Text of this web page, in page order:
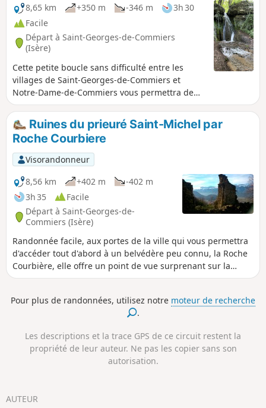
8,65 km
+350 m -346 m
3h 30
Facile
Départ à Saint-Georges-de-Commiers
(Isère)
Cette petite boucle sans difficulté entre les
villages de Saint-Georges-de-Commiers et
Notre-Dame-de-Commiers vous permettra de
découvrir la vallée du Drac, l'ancienne voie du
chemin de fer de La Mure ainsi qu'un très beau
point de vue à la table d'orientation de la Pierre
du Soleil.
Ruines du prieuré Saint-Michel par
Roche Courbiere
Visorandonneur
8,56 km
+402 m
-402 m
3h 35
Facile
Départ à Saint-Georges-de-
Commiers (Isère)
Randonnée facile, aux portes de la ville qui vous permettra
d'accéder tout d'abord à un belvédère peu connu, la Roche
Courbière, elle offre un point de vue surprenant sur la
basse vallée du Drac, l'agglomération grenobloise et les
Chartreuse. Ensuite l'itinéraire vous emmène à
l'emplacement des ruines du Prieuré Saint-Michel de
Pour plus de randonnées, utilisez notre moteur de recherche
.
Les descriptions et la trace GPS de ce circuit restent la
propriété de leur auteur. Ne pas les copier sans son
autorisation.
AUTEUR